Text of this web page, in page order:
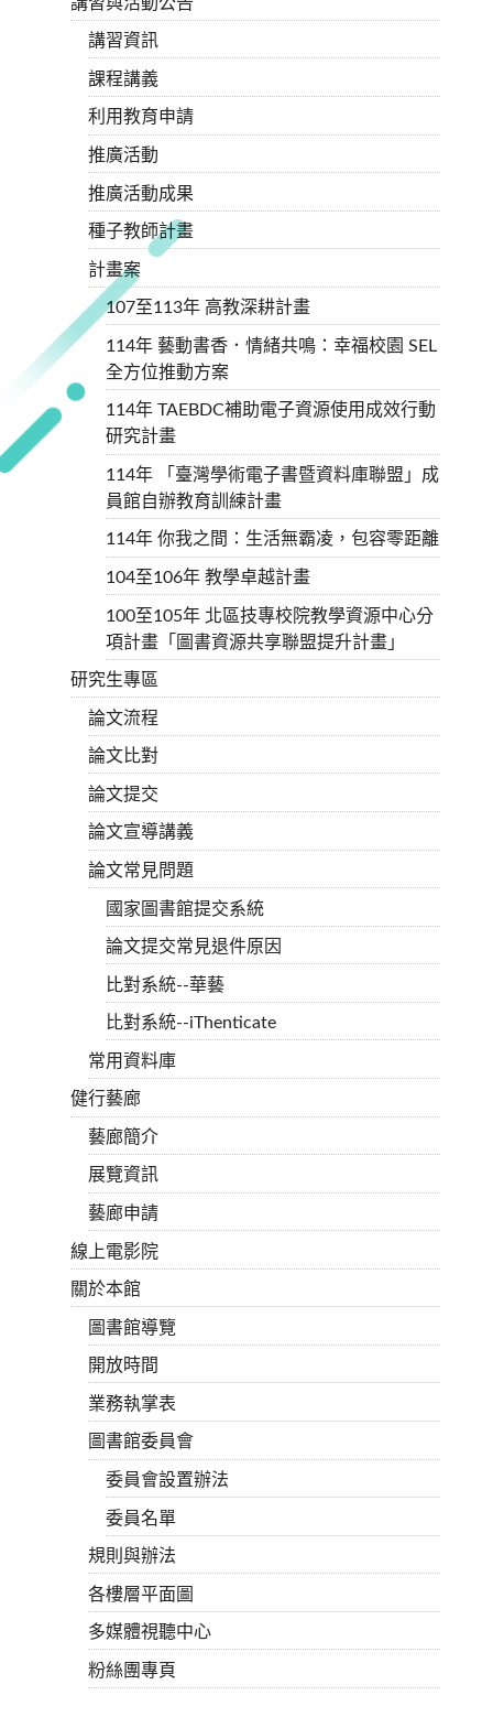
講習資訊
課程講義
利用教育申請
推廣活動
推廣活動成果
種子教師計畫
計畫案
107至113年 高教深耕計畫
114年 藝動書香．情緒共鳴：幸福校園 SEL
全方位推動方案
114年 TAEBDC補助電子資源使用成效行動
研究計畫
114年 「臺灣學術電子書暨資料庫聯盟」成
員館自辦教育訓練計畫
114年 你我之間：生活無霸凌，包容零距離
104至106年 教學卓越計畫
100至105年 北區技專校院教學資源中心分
項計畫「圖書資源共享聯盟提升計畫」
研究生專區
論文流程
論文比對
論文提交
論文宣導講義
論文常見問題
國家圖書館提交系統
論文提交常見退件原因
比對系統--華藝
比對系統--iThenticate
常用資料庫
健行藝廊
藝廊簡介
展覽資訊
藝廊申請
線上電影院
關於本館
圖書館導覽
開放時間
業務執掌表
圖書館委員會
委員會設置辦法
委員名單
規則與辦法
各樓層平面圖
多媒體視聽中心
粉絲團專頁